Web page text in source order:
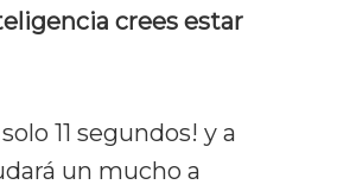
crees estar
11 segundos! y a
un mucho a